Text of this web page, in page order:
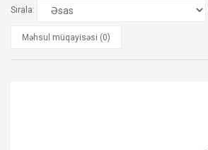
Sırala:
Məhsul müqayisəsi (0)